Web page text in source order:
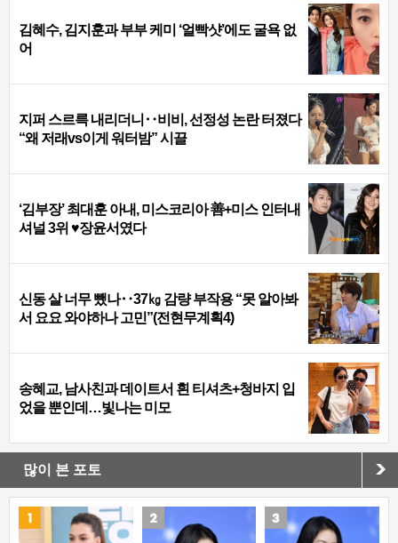
김혜수, 김지훈과 부부 케미 ‘얼빡샷’에도 굴욕 없
어
지퍼 스르륵 내리더니‥비비, 선정성 논란 터졌다
“왜 저래vs이게 워터밤” 시끌
‘김부장’ 최대훈 아내, 미스코리아 善+미스 인터내
셔널 3위 ♥장윤서였다
신동 살 너무 뺐나‥37㎏ 감량 부작용 “못 알아봐
서 요요 와야하나 고민”(전현무계획4)
송혜교, 남사친과 데이트서 흰 티셔츠+청바지 입
었을 뿐인데…빛나는 미모
많이 본 포토